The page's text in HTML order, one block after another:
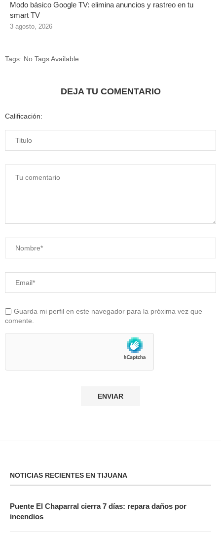
Modo básico Google TV: elimina anuncios y rastreo en tu
smart TV
3 agosto, 2026
Tags: No Tags Available
DEJA TU COMENTARIO
Calificación:
Guarda mi perfil en este navegador para la próxima vez que
comente.
NOTICIAS RECIENTES EN TIJUANA
Puente El Chaparral cierra 7 días: repara daños por
incendios